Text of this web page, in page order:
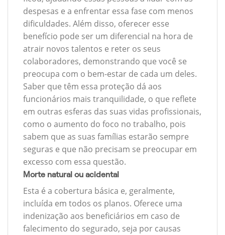
despesas e a enfrentar essa fase com menos
dificuldades. Além disso, oferecer esse
benefício pode ser um diferencial na hora de
atrair novos talentos e reter os seus
colaboradores, demonstrando que você se
preocupa com o bem-estar de cada um deles.
Saber que têm essa proteção dá aos
funcionários mais tranquilidade, o que reflete
em outras esferas das suas vidas profissionais,
como o aumento do foco no trabalho, pois
sabem que as suas famílias estarão sempre
seguras e que não precisam se preocupar em
excesso com essa questão.
Morte natural ou acidental
Esta é a cobertura básica e, geralmente,
incluída em todos os planos. Oferece uma
indenização aos beneficiários em caso de
falecimento do segurado, seja por causas